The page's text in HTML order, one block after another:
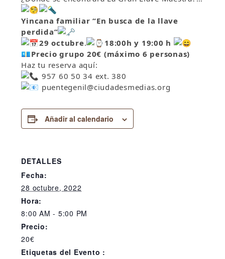
Yincana familiar “En busca de la llave
perdida”
29 octubre.
18:00h y 19:00 h
💶Precio grupo 20€ (máximo 6 personas)
Haz tu reserva aquí:
957 60 50 34 ext. 380
puentegenil@ciudadesmedias.org
Añadir al calendario
DETALLES
Fecha:
28 octubre, 2022
Hora:
8:00 AM - 5:00 PM
Precio:
20€
Etiquetas del Evento :